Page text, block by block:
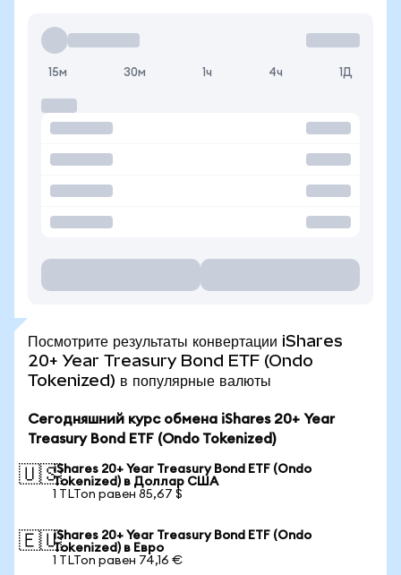
15м 30м 1ч 4ч 1Д
Посмотрите результаты конвертации iShares
20+ Year Treasury Bond ETF (Ondo
Tokenized) в популярные валюты
Сегодняшний курс обмена iShares 20+ Year
Treasury Bond ETF (Ondo Tokenized)
🇺🇸iShares 20+ Year Treasury Bond ETF (Ondo
Tokenized) в Доллар США
1 TLTon равен 85,67 $
🇪🇺iShares 20+ Year Treasury Bond ETF (Ondo
Tokenized) в Евро
1 TLTon равен 74,16 €